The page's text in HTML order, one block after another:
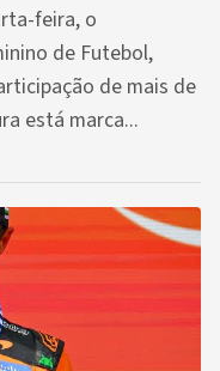
feira, o
de Futebol,
de mais de
está marca...